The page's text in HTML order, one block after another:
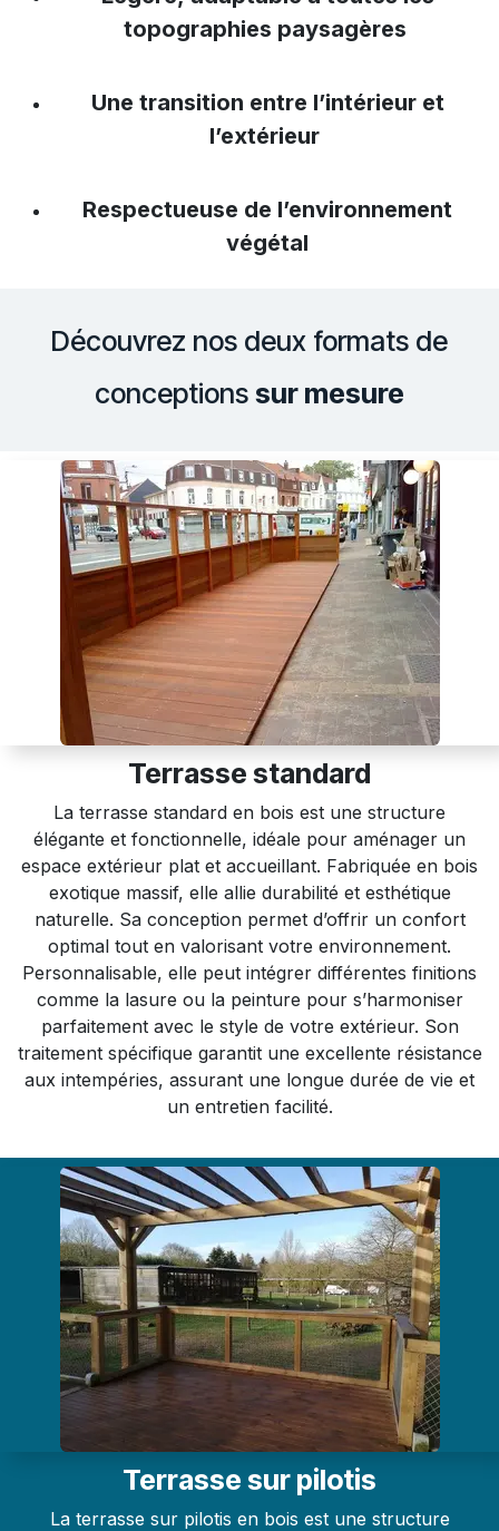
topographies paysagères
Une transition entre l’intérieur et
l’extérieur
Respectueuse de l’environnement
végétal
Découvrez nos deux formats de
conceptions sur mesure
Terrasse standard
La terrasse standard en bois est une structure
élégante et fonctionnelle, idéale pour aménager un
espace extérieur plat et accueillant. Fabriquée en bois
exotique massif, elle allie durabilité et esthétique
naturelle. Sa conception permet d’offrir un confort
optimal tout en valorisant votre environnement.
Personnalisable, elle peut intégrer différentes finitions
comme la lasure ou la peinture pour s’harmoniser
parfaitement avec le style de votre extérieur. Son
traitement spécifique garantit une excellente résistance
aux intempéries, assurant une longue durée de vie et
un entretien facilité.
Terrasse sur pilotis
La terrasse sur pilotis en bois est une structure